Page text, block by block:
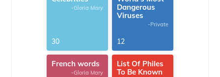
-Gloria Mary
30
Dangerous
Viruses
-Private
12
French words
-Gloria Mary
List Of Philes
To Be Known